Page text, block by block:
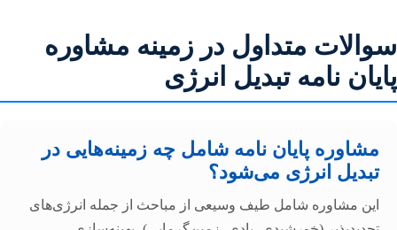
سوالات متداول در زمینه مشاوره
پایان نامه تبدیل انرژی
مشاوره پایان نامه شامل چه زمینه‌هایی در
تبدیل انرژی می‌شود؟
این مشاوره شامل طیف وسیعی از مباحث از جمله انرژی‌های